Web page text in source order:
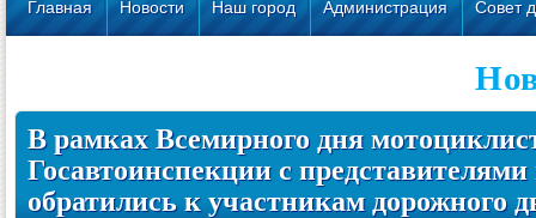
Главная Новости Наш город Администрация Совет
В рамках Всемирного дня
Госавтоинспекции с
обратились к участникам дорожного